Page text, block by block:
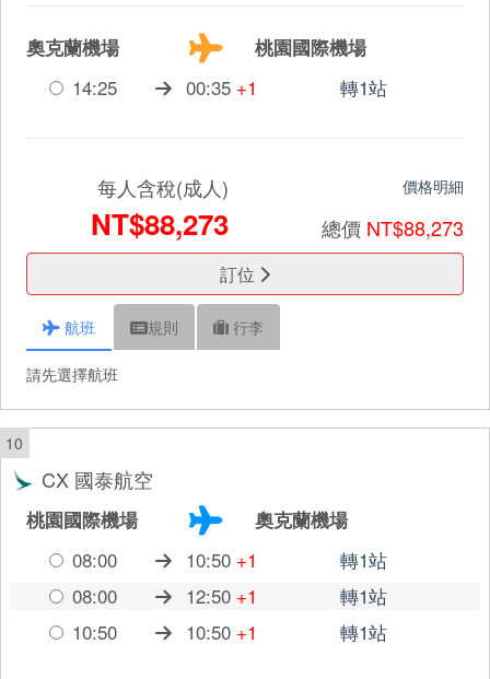
奧克蘭機場
桃園國際機場
14:25
00:35 +1 轉1站
每人含稅(成人)
NT$88,273
價格明細
總價 NT$88,273
訂位
航班 規則 行李
請先選擇航班
10
CX 國泰航空
桃園國際機場
奧克蘭機場
08:00
10:50 +1
轉1站
08:00
12:50 +1
轉1站
10:50
10:50 +1 轉1站